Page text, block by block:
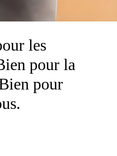
les
pour la
pour